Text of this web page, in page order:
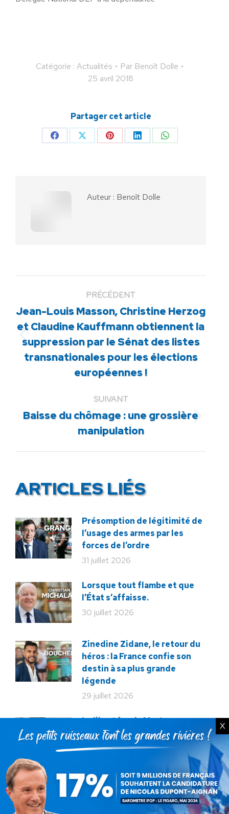
Catégorie : Actualités Par Benoît Dolle
25 avril 2018
Partager cet article
PartagerPartagerPartagerPartagerPartager
Auteur : Benoît Dolle
PRÉCÉDENT
Article
précédent
:
Jean-Louis Masson, Christine Herzog
et Claudine Kauffmann obtiennent la
suppression par le Sénat des listes
transnationales pour les élections
européennes !
SUIVANT
Article
suivant
Baisse du chômage : une grossière
manipulation
ARTICLES LIÉS
Présomption de légitimité de
l’usage des armes par les
forces de l’ordre
31 juillet 2026
Lorsque tout flambe et que
l’État s’affaisse.
30 juillet 2026
Zinedine Zidane, le retour du
héros : la France confie son
destin à sa plus grande
légende
29 juillet 2026
La liberté ou la Mort
20 juillet 2026
Bac de français : quand la
liberté pédagogique devient
abandon culturel
X